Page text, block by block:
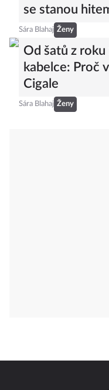
se stanou
Sára Blahaj Ženy
Od šatů z
kabelce: Proč
Cigale
Sára Blahaj Ženy